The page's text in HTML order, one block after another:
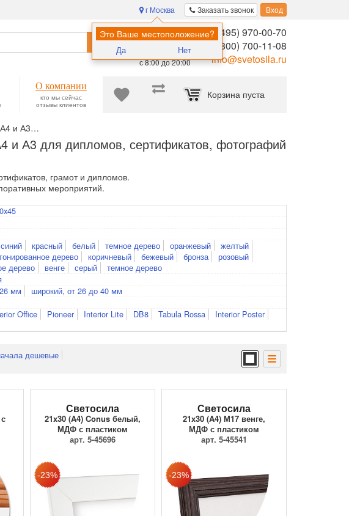
Заказать звонок Вход
г Москва
Это Ваше местоположение?
Да Нет
Помощь в
выборе:
Ежедневно,
с 8:00 до 20:00
8 (495) 970-00-70
8 (800) 700-11-08
info@svetosila.ru
Найти
Корзина пуста
О компании
кто мы сейчас
отзывы клиентов
и А3
и А3 для дипломов, сертификатов, фотографий
грамот и дипломов.
мероприятий.
синий красный белый темное дерево оранжевый
желтый
дерево коричневый бежевый бронза
розовый
дерево венге серый темное дерево
мм широкий, от 26 до 40 мм
Office Pioneer Interior Lite DB8 Tabula Rossa
Interior Poster
дешевые
Светосила
21x30 (A4) Conus белый,
МДФ с пластиком
арт. 5-45696
Светосила
21x30 (A4) М17 венге,
МДФ с пластиком
арт. 5-45541